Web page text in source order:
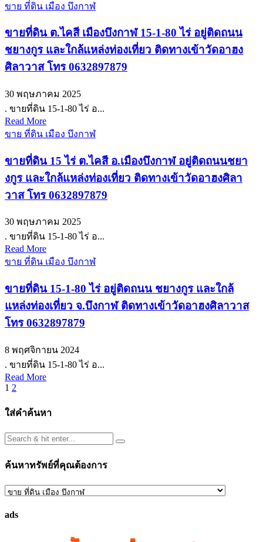
ขาย ที่ดิน เมือง บึงกาฬ
ขายที่ดิน ต.ไคสี เมืองบึงกาฬ 15-1-80 ไร่ อยู่ติดถนน
ชยางกูร และใกล้แหล่งท่องเที่ยว ติดทางเข้าวัดอาฮง
ศิลาวาส โทร 0632897879
30 พฤษภาคม 2025
. ขายที่ดิน 15-1-80 ไร่ อ...
Read More
ขาย ที่ดิน เมือง บึงกาฬ
ขายที่ดิน 15 ไร่ ต.ไคสี อ.เมืองบึงกาฬ อยู่ติดถนนชยา
งกูร และใกล้แหล่งท่องเที่ยว ติดทางเข้าวัดอาฮงศิลา
วาส โทร 0632897879
30 พฤษภาคม 2025
. ขายที่ดิน 15-1-80 ไร่ อ...
Read More
ขาย ที่ดิน เมือง บึงกาฬ
ขายที่ดิน 15-1-80 ไร่ อยู่ติดถนน ชยางกูร และใกล้
แหล่งท่องเที่ยว จ.บึงกาฬ ติดทางเข้าวัดอาฮงศิลาวาส
โทร 0632897879
8 พฤศจิกายน 2024
. ขายที่ดิน 15-1-80 ไร่ อ...
Read More
Posts
pagination
1 2
ใส่คำค้นหา
ค้นหาทรัพย์ที่คุณต้องการ
ค้นหา
ที่
ads